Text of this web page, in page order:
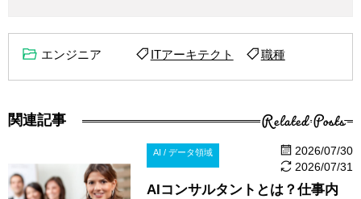
エンジニア ITアーキテクト 職種
関連記事 Related Posts
AI / データ領域
2026/07/30
2026/07/31
AIコンサルタントとは？仕事内